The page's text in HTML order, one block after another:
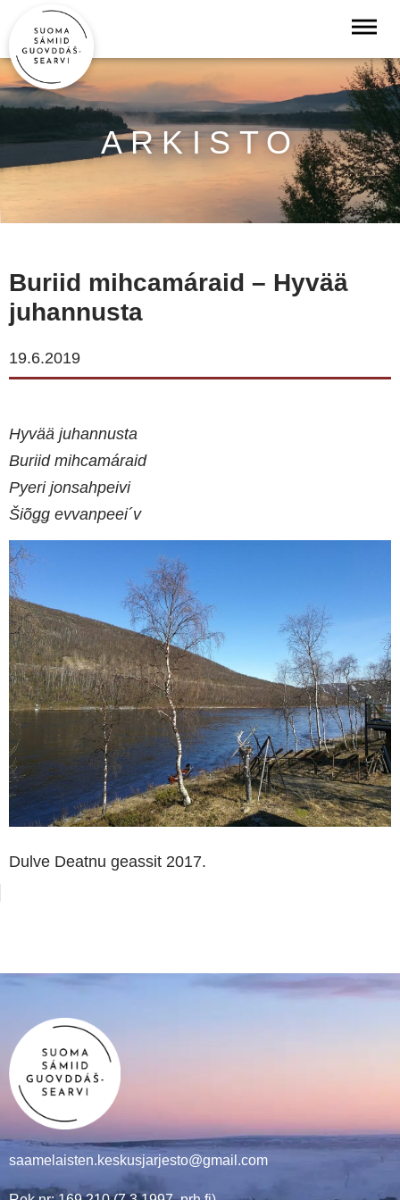
ARKISTO
Buriid mihcamáraid – Hyvää
juhannusta
19.6.2019
Hyvää juhannusta
Buriid mihcamáraid
Pyeri jonsahpeivi
Šiõǥǥ evvanpeei´v
Dulve Deatnu geassit 2017.
saamelaisten.keskusjarjesto@gmail.com